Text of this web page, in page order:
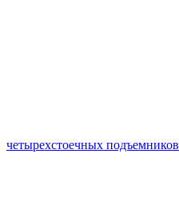
четырехстоечных подъемников